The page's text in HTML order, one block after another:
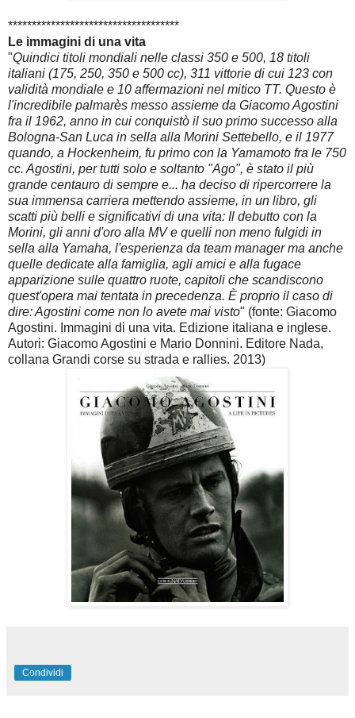
************************************
Le immagini di una vita
"Quindici titoli mondiali nelle classi 350 e 500, 18 titoli
italiani (175, 250, 350 e 500 cc), 311 vittorie di cui 123 con
validità mondiale e 10 affermazioni nel mitico TT. Questo è
l'incredibile palmarès messo assieme da Giacomo Agostini
fra il 1962, anno in cui conquistò il suo primo successo alla
Bologna-San Luca in sella alla Morini Settebello, e il 1977
quando, a Hockenheim, fu primo con la Yamamoto fra le 750
cc. Agostini, per tutti solo e soltanto "Ago", è stato il più
grande centauro di sempre e... ha deciso di ripercorrere la
sua immensa carriera mettendo assieme, in un libro, gli
scatti più belli e significativi di una vita: Il debutto con la
Morini, gli anni d'oro alla MV e quelli non meno fulgidi in
sella alla Yamaha, l'esperienza da team manager ma anche
quelle dedicate alla famiglia, agli amici e alla fugace
apparizione sulle quattro ruote, capitoli che scandiscono
quest'opera mai tentata in precedenza. È proprio il caso di
dire: Agostini come non lo avete mai visto" (fonte: Giacomo
Agostini. Immagini di una vita. Edizione italiana e inglese.
Autori: Giacomo Agostini e Mario Donnini. Editore Nada,
collana Grandi corse su strada e rallies. 2013)
Condividi